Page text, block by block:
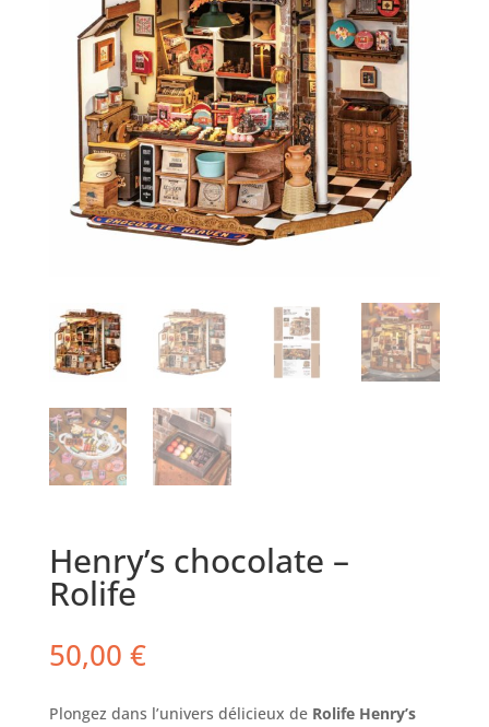
Henry’s chocolate –
Rolife
50,00 €
Plongez dans l’univers délicieux de Rolife Henry’s